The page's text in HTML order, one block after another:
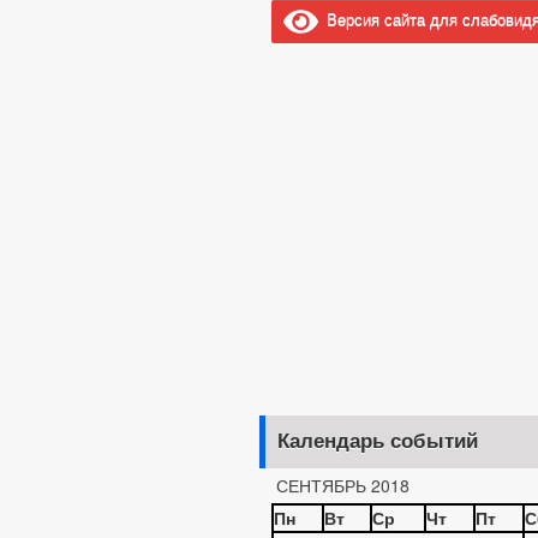
Версия сайта для
Календарь событий
СЕНТЯБРЬ 2018
Пн
Вт Ср Чт Пт